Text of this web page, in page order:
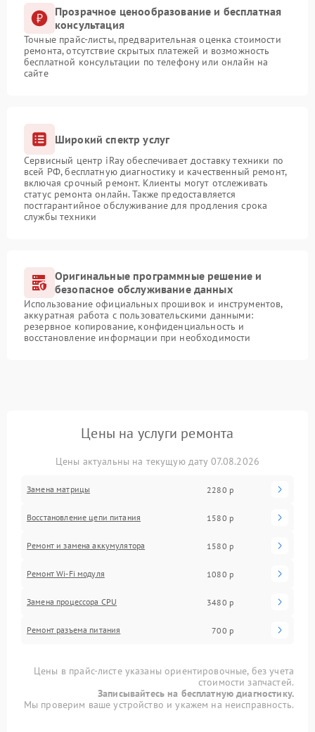
Прозрачное ценообразование и бесплатная
консультация
Точные прайс-листы, предварительная оценка стоимости
ремонта, отсутствие скрытых платежей и возможность
бесплатной консультации по телефону или онлайн на
сайте
Широкий спектр услуг
Сервисный центр iRay обеспечивает доставку техники по
всей РФ, бесплатную диагностику и качественный ремонт,
включая срочный ремонт. Клиенты могут отслеживать
статус ремонта онлайн. Также предоставляется
постгарантийное обслуживание для продления срока
службы техники
Оригинальные программные решение и
безопасное обслуживание данных
Использование официальных прошивок и инструментов,
аккуратная работа с пользовательскими данными:
резервное копирование, конфиденциальность и
восстановление информации при необходимости
Цены на услуги ремонта
Цены актуальны на текущую дату 07.08.2026
Замена матрицы 2280 р
Восстановление цепи питания 1580 р
Ремонт и замена аккумулятора 1580 р
Ремонт Wi-Fi модуля 1080 р
Замена процессора CPU 3480 р
Ремонт разъема питания 700 р
Цены в прайс-листе указаны ориентировочные, без учета
стоимости запчастей.
Записывайтесь на бесплатную диагностику.
Мы проверим ваше устройство и укажем на неисправность.